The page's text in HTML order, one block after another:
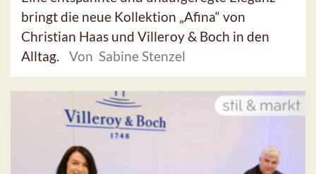
bringt die neue Kollektion „Afina“ von
Christian Haas und Villeroy & Boch in den
Alltag.
Von Sabine Stenzel